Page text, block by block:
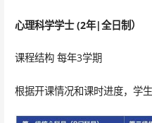
心理科学学士 (2年|全日制）
课程结构 每年3学期
根据开课情况和课时进度，学